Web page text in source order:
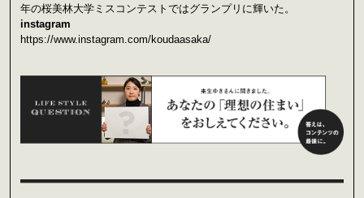
年の桜美林大学ミスコンテストではグランプリに輝いた。
instagram
https://www.instagram.com/koudaasaka/